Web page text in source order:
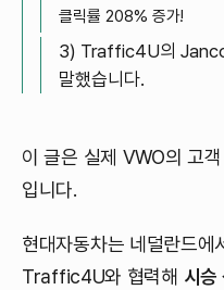
클릭률 208% 증가!
3) Traffic4U의
말했습니다.
이 글은 실제 VWO의 고
입니다.
현대자동차는 네덜란드에
Traffic4U와 협력해 시승